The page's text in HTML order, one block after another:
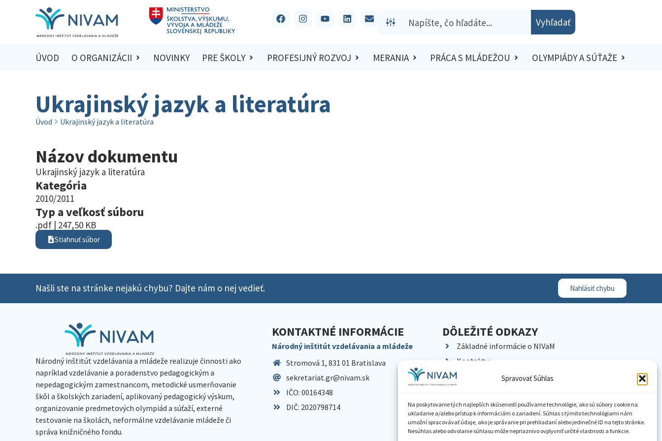
Spravovať Súhlas
Na poskytovanie tých najlepších skúseností používame technológie, ako sú súbory cookie na
ukladanie a/alebo prístup k informáciám o zariadení. Súhlas s týmito technológiami nám
umožní spracovávať údaje, ako je správanie pri prehliadaní alebo jedinečné ID na tejto stránke.
Nesúhlas alebo odvolanie súhlasu môže nepriaznivo ovplyvniť určité vlastnosti a funkcie.
Vyhľadať
ÚVOD O ORGANIZÁCII NOVINKY PRE ŠKOLY PROFESIJNÝ ROZVOJ MERANIA PRÁCA S MLÁDEŽOU OLYMPIÁDY A SÚŤAŽE
Ukrajinský jazyk a literatúra
Úvod Ukrajinský jazyk a literatúra
Názov dokumentu
Ukrajinský jazyk a literatúra
Kategória
2010/2011
Typ a veľkosť súboru
.pdf | 247,50 KB
Stiahnuť súbor
Našli ste na stránke nejakú chybu? Dajte nám o nej vedieť. Nahlásiť chybu
Národný inštitút vzdelávania a mládeže realizuje činnosti ako
napríklad vzdelávanie a poradenstvo pedagogickým a
nepedagogickým zamestnancom, metodické usmerňovanie
škôl a školských zariadení, aplikovaný pedagogický výskum,
organizovanie predmetových olympiád a súťaží, externé
testovanie na školách, neformálne vzdelávanie mládeže či
správa knižničného fondu.
KONTAKTNÉ INFORMÁCIE
Národný inštitút vzdelávania a mládeže
Stromová 1, 831 01 Bratislava
sekretariat.gr@nivam.sk
IČO: 00164348
DIČ: 2020798714
DÔLEŽITÉ ODKAZY
Základné informácie o NIVaM
Kontakty
Kariéra
Pracoviská NIVaM
Dokumenty inštitúcie
Knižnica